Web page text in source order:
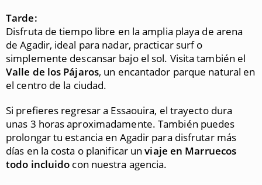
Tarde:
Disfruta de tiempo libre en la amplia playa de arena
de Agadir, ideal para nadar, practicar surf o
simplemente descansar bajo el sol. Visita también el
Valle de los Pájaros, un encantador parque natural en
el centro de la ciudad.
Si prefieres regresar a Essaouira, el trayecto dura
unas 3 horas aproximadamente. También puedes
prolongar tu estancia en Agadir para disfrutar más
días en la costa o planificar unviaje en Marruecos
todo incluido con nuestra agencia.